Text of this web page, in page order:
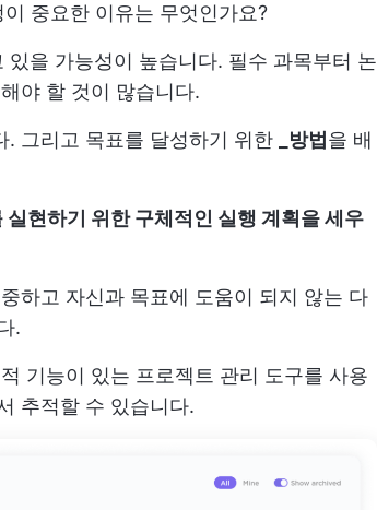
중요한 이유는 무엇인가요?
을 가능성이 높습니다. 필수 과목부터 논
야 할 것이 많습니다.
. 그리고 목표를 달성하기 위한 _방법 을 배
현하기 위한 구체적인 실행 계획을 세우
하고 자신과 목표에 도움이 되지 않는 다
.
기능이 있는 프로젝트 관리 도구를 사용
추적할 수 있습니다.